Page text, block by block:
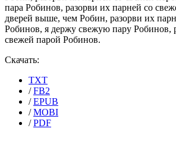
пара Робинов, разорви их парней со
дверей выше, чем Робин, разорви их
Робинов, я держу свежую пару Робинов,
свежей парой Робинов.
Скачать:
TXT
/FB2
/EPUB
/MOBI
/PDF